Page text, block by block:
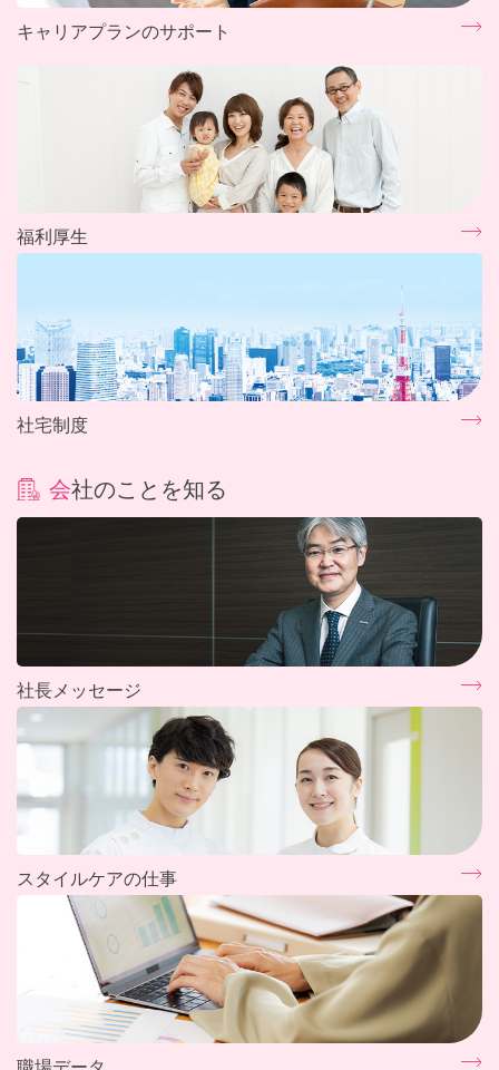
キャリアプランのサポート
福利厚生
社宅制度
会社のことを知る
社長メッセージ
スタイルケアの仕事